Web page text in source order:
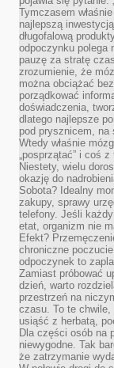
Tymczasem
najlepszą
długofalową
odpoczynku polega
pauzę za stratę
zrozumienie, że
można obciążać
porządkować
doświadczenia,
dlatego najlepsze
pod prysznicem, na
Wtedy właśnie
„posprzątać” i coś
Niestety, wielu
okazję do
Sobota? Idealny
zakupy, sprawy
telefony. Jeśli
etat, organizm nie
Efekt?
chroniczne
odpoczynek to
Zamiast próbować
dzień, warto
przestrzeń na
czasu. To te
usiąść z herbatą,
Dla części osób na
niewygodne. Tak
że zatrzymanie